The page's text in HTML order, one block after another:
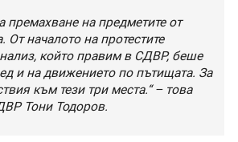
премахване на предметите от
началото на протестите
който правим в СДВР, беше
и на движението по пътищата. За
към тези три места.“ – това
Тони Тодоров.